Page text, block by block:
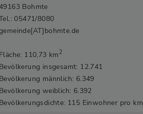
Bohmte
05471/8080
Fläche: 110,73 km 2
Bevölkerung insgesamt: 12.741
Bevölkerung männlich: 6.349
Bevölkerung weiblich: 6.392
Bevölkerungsdichte: 115 Einwohner pro km